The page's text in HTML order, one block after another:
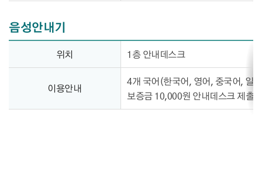
음성안내기
음성안내기 정보제공
위치
1층 안내데스크
이용안내
4개 국어(한국어, 영어, 중국어, 일
보증금 10,000원 안내데스크 제출